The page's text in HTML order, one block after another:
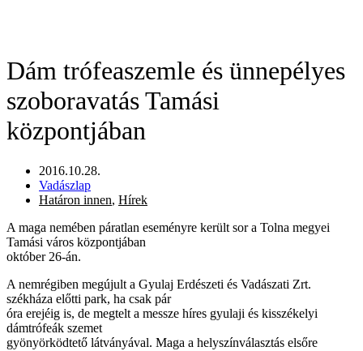
Dám trófeaszemle és ünnepélyes
szoboravatás Tamási
központjában
2016.10.28.
Vadászlap
Határon innen, Hírek
A maga nemében páratlan eseményre került sor a Tolna megyei
Tamási város központjában
október 26-án.
A nemrégiben megújult a Gyulaj Erdészeti és Vadászati Zrt.
székháza előtti park, ha csak pár
óra erejéig is, de megtelt a messze híres gyulaji és kisszékelyi
dámtrófeák szemet
gyönyörködtető látványával. Maga a helyszínválasztás elsőre